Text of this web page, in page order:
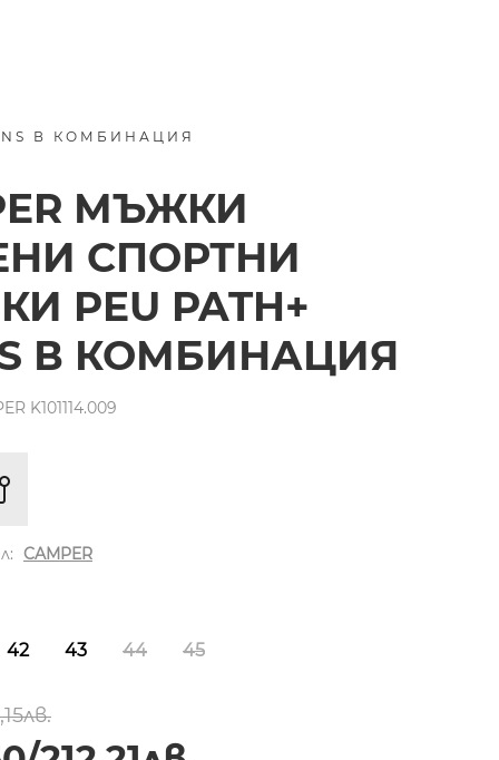
В КОМБИНАЦИЯ
МЪЖКИ
СПОРТНИ
PEU PATH+
В КОМБИНАЦИЯ
K101114.009
CAMPER
42 43 44 45